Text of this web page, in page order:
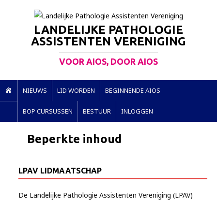
LANDELIJKE PATHOLOGIE
ASSISTENTEN VERENIGING
VOOR AIOS, DOOR AIOS
O
E
NIEUWS LID WORDEN BEGINNENDE AIOS
BOP CURSUSSEN BESTUUR INLOGGEN
Beperkte inhoud
LPAV LIDMAATSCHAP
De Landelijke Pathologie Assistenten Vereniging (LPAV)